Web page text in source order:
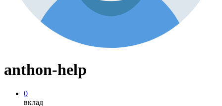
anthon-help
0
вклад